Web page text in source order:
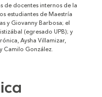
de docentes internos de la
estudiantes de Maestría
y Giovanny Barbosa; el
(egresado UPB); y
Aysha Villamizar,
Camilo González.